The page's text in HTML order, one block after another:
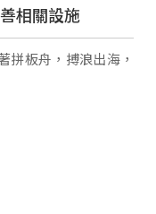
相關設施
拼板舟，搏浪出海，